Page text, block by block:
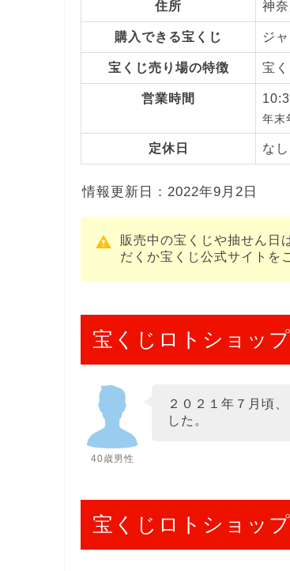
住所 神
購入できる宝くじ ジ
宝くじ売り場の特徴 宝
営業時間
年
定休日 なし
情報更新日：2022年9月2日
販売中の宝くじや抽せん
だくか宝くじ公式サイトを
宝くじロトショッ
40歳男性
２０２１年７月頃
した。
宝くじロトショッ